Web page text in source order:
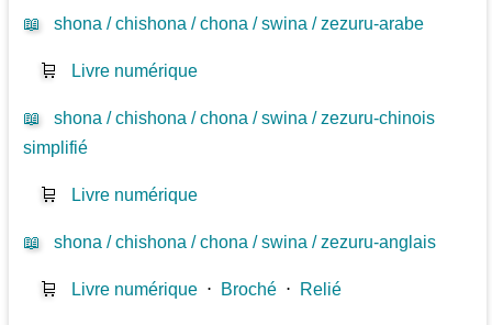
📖 shona / chishona / chona / swina / zezuru-arabe
🛒 Livre numérique
📖
shona / chishona / chona / swina / zezuru-chinois
simplifié
🛒 Livre numérique
📖 shona / chishona / chona / swina / zezuru-anglais
🛒 Livre numérique ⋅ Broché ⋅ Relié